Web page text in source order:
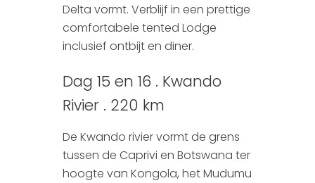
Delta vormt. Verblijf in een prettige
comfortabele tented Lodge
inclusief ontbijt en diner.
Dag 15 en 16 . Kwando
Rivier . 220 km
De Kwando rivier vormt de grens
tussen de Caprivi en Botswana ter
hoogte van Kongola, het Mudumu